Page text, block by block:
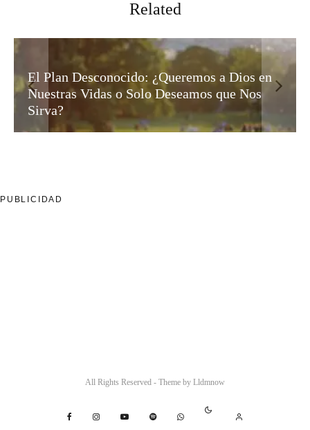
Related
El Misterio de Israel: ¿Rechazo Humano o
Plan Divino?
PUBLICIDAD
All Rights Reserved - Theme by Lldmnow